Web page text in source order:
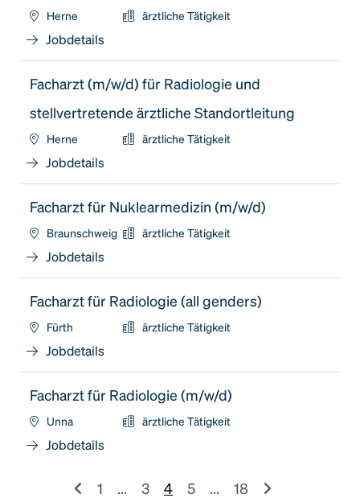
Herne ärztliche Tätigkeit
Jobdetails
Facharzt (m/w/d) für Radiologie und
stellvertretende ärztliche Standortleitung
Herne ärztliche Tätigkeit
Jobdetails
Facharzt für Nuklearmedizin (m/w/d)
Braunschweig ärztliche Tätigkeit
Jobdetails
Facharzt für Radiologie (all genders)
Fürth ärztliche Tätigkeit
Jobdetails
Facharzt für Radiologie (m/w/d)
Unna ärztliche Tätigkeit
Jobdetails
1 ... 3 4 5 ... 18